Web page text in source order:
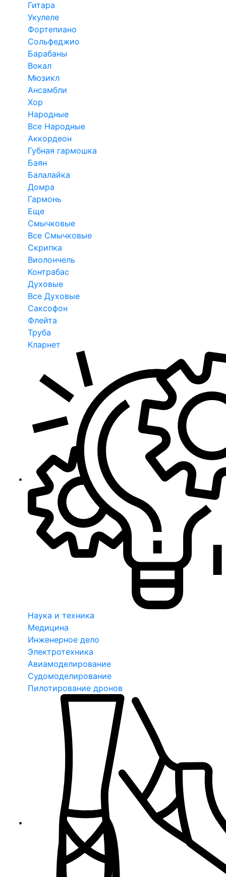
Гитара
Укулеле
Фортепиано
Сольфеджио
Барабаны
Вокал
Мюзикл
Ансамбли
Хор
Народные
Все Народные
Аккордеон
Губная гармошка
Баян
Балалайка
Домра
Гармонь
Еще
Смычковые
Все Смычковые
Скрипка
Виолончель
Контрабас
Духовые
Все Духовые
Саксофон
Флейта
Труба
Кларнет
Наука и техника
Медицина
Инженерное дело
Электротехника
Авиамоделирование
Судомоделирование
Пилотирование дронов